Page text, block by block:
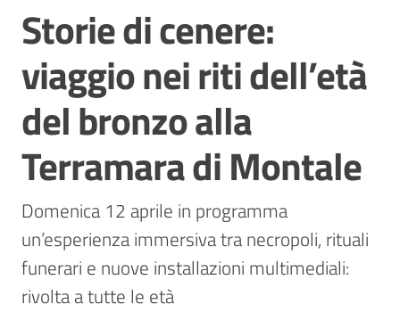
Amministrazione
Novità
Menu selezionato
Servizi
Vivere
Argomenti
Salta al contenuto
Storie di cenere:
viaggio nei riti dell’età
del bronzo alla
Terramara di Montale
Domenica 12 aprile in programma
un’esperienza immersiva tra necropoli, rituali
funerari e nuove installazioni multimediali:
rivolta a tutte le età